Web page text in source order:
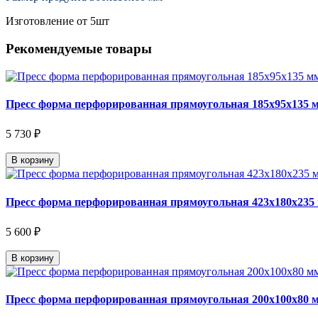
Изготовление от 5шт
Рекомендуемые товары
Пресс форма перфорированная прямоугольная 185х95х135
5 730 ₽
В корзину
Пресс форма перфорированная прямоугольная
5 600 ₽
В корзину
Пресс форма перфорированная прямоугольная 200х100х80